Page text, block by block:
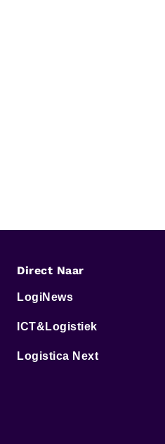
Direct Naar
LogiNews
ICT&Logistiek
Logistica Next